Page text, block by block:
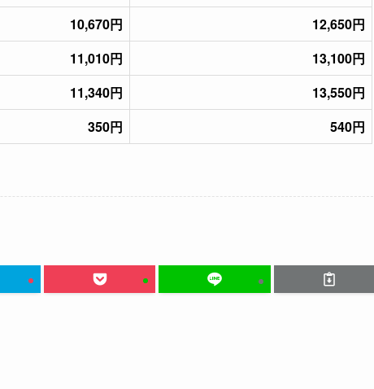
10,670円
12,650円
11,010円
13,100円
11,340円
13,550円
350円 540円